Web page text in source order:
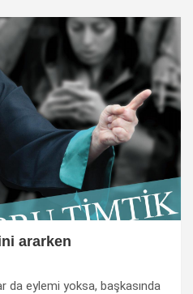
ararken
da eylemi yoksa, başkasında